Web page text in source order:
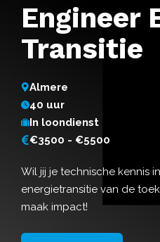
Engineer
Transitie
Almere
40 uur
In loondienst
€3500 - €5500
Wil jij je technische kennis
energietransitie van de
maak impact!